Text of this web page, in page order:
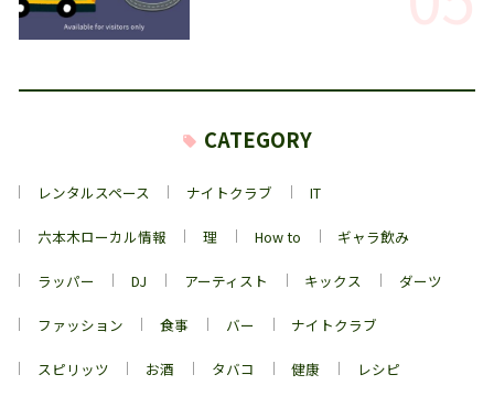
CATEGORY
レンタルスペース ナイトクラブ IT
六本木ローカル情報 理 How to ギャラ飲み
ラッパー DJ アーティスト キックス ダーツ
ファッション 食事 バー ナイトクラブ
スピリッツ お酒 タバコ 健康 レシピ